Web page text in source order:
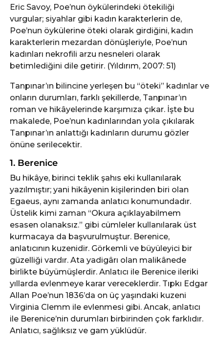
Eric Savoy, Poe’nun öykülerindeki ötekiliği
vurgular; siyahlar gibi kadın karakterlerin de,
Poe’nun öykülerine öteki olarak girdiğini, kadın
karakterlerin mezardan dönüşleriyle, Poe’nun
kadınları nekrofili arzu nesneleri olarak
betimlediğini dile getirir. (Yıldırım, 2007: 51)
Tanpınar’ın bilincine yerleşen bu “öteki” kadınlar ve
onların durumları, farklı şekillerde, Tanpınar’ın
roman ve hikâyelerinde karşımıza çıkar. İşte bu
makalede, Poe’nun kadınlarından yola çıkılarak
Tanpınar’ın anlattığı kadınların durumu gözler
önüne serilecektir.
1. Berenice
Bu hikâye, birinci teklik şahıs eki kullanılarak
yazılmıştır; yani hikâyenin kişilerinden biri olan
Egaeus, aynı zamanda anlatıcı konumundadır.
Üstelik kimi zaman “Okura açıklayabilmem
esasen olanaksız.” gibi cümleler kullanılarak üst
kurmacaya da başvurulmuştur. Berenice,
anlatıcının kuzenidir. Görkemli ve büyüleyici bir
güzelliği vardır. Ata yadigârı olan malikânede
birlikte büyümüşlerdir. Anlatıcı ile Berenice ileriki
yıllarda evlenmeye karar vereceklerdir. Tıpkı Edgar
Allan Poe’nun 1836’da on üç yaşındaki kuzeni
Virginia Clemm ile evlenmesi gibi. Ancak, anlatıcı
ile Berenice’nin durumları birbirinden çok farklıdır.
Anlatıcı, sağlıksız ve gam yüklüdür.